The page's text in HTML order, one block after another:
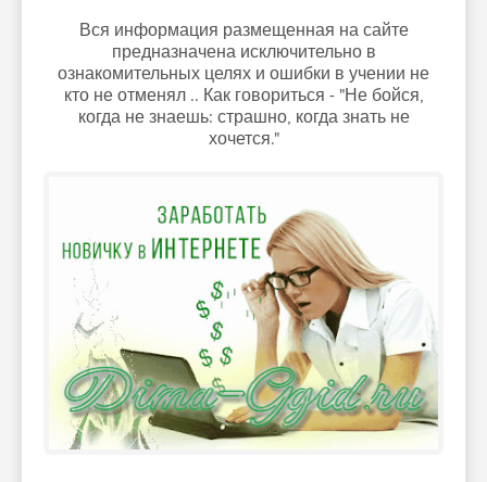
Вся информация размещенная на сайте
предназначена исключительно в
ознакомительных целях и ошибки в учении не
кто не отменял .. Как говориться - "Не бойся,
когда не знаешь: страшно, когда знать не
хочется."